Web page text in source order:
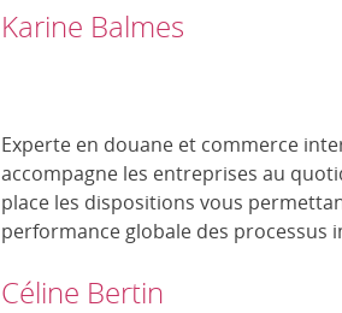
Karine Balmes
Experte en douane et commerce
accompagne les entreprises au
place les dispositions vous
performance globale des processus
Céline Bertin